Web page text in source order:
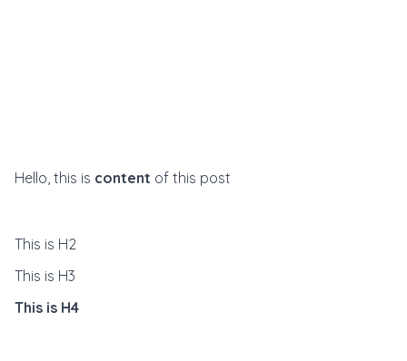
Hello, this is content of this post
This is H2
This is H3
This is H4